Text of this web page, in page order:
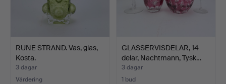
RUNE STRAND. Vas, glas,
Kosta.
3 dagar
Värdering
GLASSERVISDELAR, 14
delar, Nachtmann, Tysk…
3 dagar
1 bud